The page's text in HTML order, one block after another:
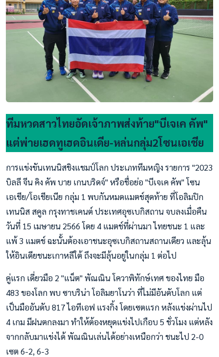
ทีมหวดสาวไทยอัดเจ้าภาพส่งท้าย"บีเจเค คัพ"
แต่พ่ายเฮดทูเฮดอินเดีย-หล่นกลุ่ม2โซนเอเชีย
การแข่งขันเทนนิสชิงแชมป์โลก ประเภททีมหญิง รายการ "2023
บิลลี จีน คิง คัพ บาย เกนบริดจ์" หรือชื่อย่อ "บีเจเค คัพ" โซน
เอเชีย/โอเชียเนีย กลุ่ม 1 พบกันหมดแมตช์สุดท้าย ที่โอลิมปิก
เทนนิส สคูล กรุงทาชเคนต์ ประเทศอุซเบกิสถาน จบลงเมื่อคืน
วันที่ 15 เมษายน 2566 โดย 4 แมตช์ที่ผ่านมา ไทยชนะ 1 และ
แพ้ 3 แมตช์ ฉะนั้นต้องเอาชนะอุซเบกิสถานสถานเดียว และลุ้น
ให้อินเดียชนะเกาหลีใต้ ถึงจะมีลุ้นอยู่ในกลุ่ม 1 ต่อไป
คู่แรก เดี่ยวมือ 2 "แน็ต" พัณณิน โควาพิทักษ์เทศ ของไทย มือ
483 ของโลก พบ ซาบริน่า โอลิมยาโนว่า ที่ไม่มีอันดับโลก แต่
เป็นมืออันดับ 817 ไอทีเอฟ แรงกิ้ง โดยเซตแรก หลังแข่งผ่านไป
4 เกม มีฝนตกลงมา ทำให้ต้องหยุดแข่งไปเกือบ 5 ชั่วโมง แต่หลัง
จากกลับมาแข่งได้ พัณณินเล่นได้อย่างเหนือกว่า ชนะไป 2-0
เซต 6-2, 6-3